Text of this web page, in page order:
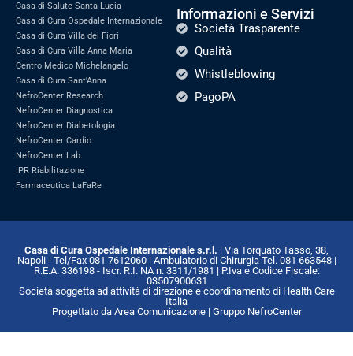
Casa di Salute Santa Lucia
Casa di Cura Ospedale Internazionale
Casa di Cura Villa dei Fiori
Casa di Cura Villa Anna Maria
Centro Medico Michelangelo
Casa di Cura Sant'Anna
NefroCenter Research
NefroCenter Diagnostica
NefroCenter Diabetologia
NefroCenter Cardio
NefroCenter Lab.
IPR Riabilitazione
Farmaceutica LaFaRe
Informazioni e Servizi
Società Trasparente
Qualità
Whistleblowing
PagoPA
Casa di Cura Ospedale Internazionale s.r.l. | Via Torquato Tasso, 38,
Napoli - Tel/Fax 081 7612060 | Ambulatorio di Chirurgia Tel. 081 663548 |
R.E.A. 336198 - Iscr. R.I. NA n. 3311/1981 | P.Iva e Codice Fiscale:
03507900631
Società soggetta ad attività di direzione e coordinamento di Health Care
Italia
Progettato da Area Comunicazione | Gruppo NefroCenter